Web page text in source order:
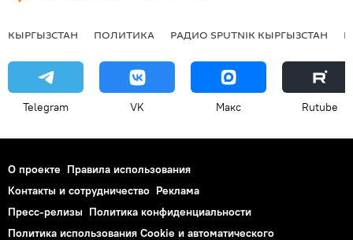
КЫРГЫЗСТАН ПОЛИТИКА РАДИО SPUTNIK КЫРГЫЗСТАН
Telegram VK Макс Rutube
О проекте Правила использования
Контакты и сотрудничество Реклама
Пресс-релизы Политика конфиденциальности
Политика использования Cookie и автоматического